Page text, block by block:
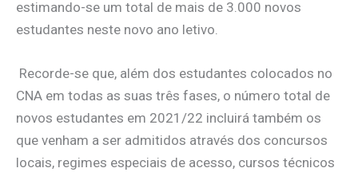
estimando-se um total de mais de 3.000 novos
estudantes neste novo ano letivo.
Recorde-se que, além dos estudantes colocados no
CNA em todas as suas três fases, o número total de
novos estudantes em 2021/22 incluirá também os
que venham a ser admitidos através dos concursos
locais, regimes especiais de acesso, cursos técnicos